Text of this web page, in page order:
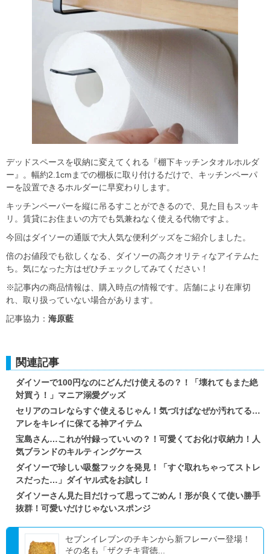
デッドスペースを収納に変えてくれる『棚下キッチンタオルホルダ
ー』。幅約2.1cmまでの棚板に取り付けるだけで、キッチンペーパ
ーを設置できるホルダーに早変わりします。
キッチンペーパーを縦に吊るすことができるので、見た目もスッキ
リ。賃貸にお住まいの方でも気兼ねなく使える代物ですよ。
今回はダイソーの通販で大人気な便利グッズをご紹介しました。
倍のお値段でも欲しくなる、ダイソーの高クオリティなアイテムた
ち。気になった方はぜひチェックしてみてください！
※記事内の商品情報は、購入時点の情報です。店舗により在庫切
れ、取り扱っていない場合があります。
記事協力： 海原藍
関連記事
ダイソーで100円なのにどんだけ使えるの？！「壊れてもまた絶
対買う！」マニア溺愛グッズ
セリアのコレならすぐ使えるじゃん！気づけばなぜか汚れてる…
アレをキレイに保てる神アイテム
宝島さん…これが付録っていいの？！可愛くてお化け収納力！人
気ブランドのキルティングケース
ダイソーで珍しい吸盤フックを発見！「すぐ取れちゃってストレ
スだった…」ダイヤル式をお試し！
ダイソーさん見た目だけって思ってごめん！形が良くて使い勝手
抜群！可愛いだけじゃないスポンジ
セブンイレブンのチキンから新フレーバー登場！
その名も「ザクチキ背徳...